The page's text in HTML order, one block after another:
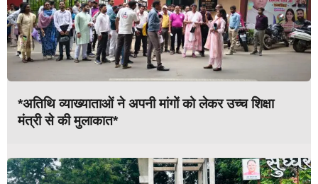
*अतिथि व्याख्याताओं ने अपनी मांगों को लेकर उच्च शिक्षा
मंत्री से की मुलाकात*